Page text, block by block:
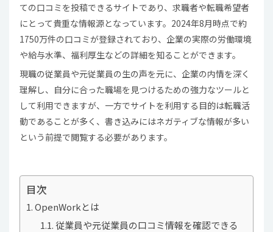
ての口コミを投稿できるサイトであり、求職者や転職希望者
にとって貴重な情報源となっています。2024年8月時点で約
1750万件の口コミが登録されており、企業の実際の労働環境
や給与水準、福利厚生などの詳細を知ることができます。
現職の従業員や元従業員の生の声を元に、企業の内情を深く
理解し、自分に合った職場を見つけるための強力なツールと
して利用できますが、一方でサイトを利用する目的は転職活
動であることが多く、書き込みにはネガティブな情報が多い
という前提で閲覧する必要があります。
目次
OpenWorkとは
従業員や元従業員の口コミ情報を確認できる